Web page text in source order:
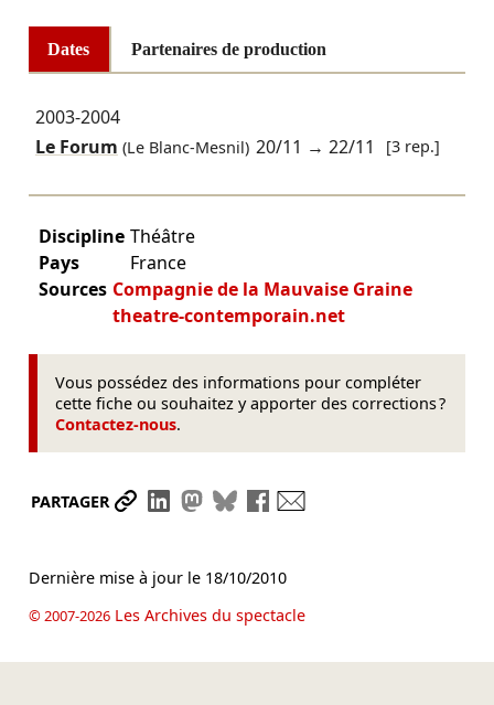
Dates Partenaires de production
2003-2004
Le Forum (Le Blanc-Mesnil) 20/11 →22/11 [3 rep.]
Discipline Théâtre
Pays
France
Sources Compagnie de la Mauvaise Graine
theatre-contemporain.net
Vous possédez des informations pour compléter
cette fiche ou souhaitez y apporter des corrections ?
Contactez-nous.
PARTAGER Partager le lien
Partager sur LinkedIn
Partager sur Mastodon
Partager sur Bluesky
Partager sur Facebook
Dernière mise à jour le 18/10/2010
© 2007-2026Les Archives du spectacle